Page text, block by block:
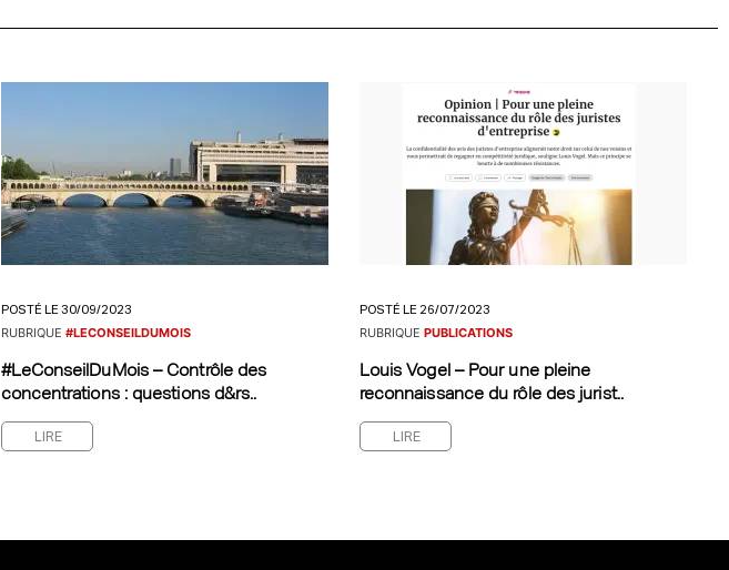
POSTÉ LE 30/09/2023
RUBRIQUE #LECONSEILDUMOIS
#LeConseilDuMois – Contrôle des
concentrations : questions d&rs..
LIRE
POSTÉ LE 26/07/2023
RUBRIQUE PUBLICATIONS
Louis Vogel – Pour une pleine
reconnaissance du rôle des jurist..
LIRE